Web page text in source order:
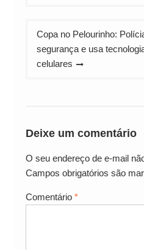
Copa no Pelourinho:
segurança e usa
celulares
Deixe um comentário
O seu endereço de e-mail
Campos obrigatórios são
Comentário *